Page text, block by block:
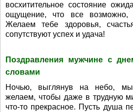
восхитительное состояние
ощущение, что все
Желаем тебе здоровья,
сопутствуют успех и удача!
Поздравления мужчине с
словами
Ночью, выглянув на небо,
желаем, чтобы даже в трудную
что-то прекрасное. Пусть душа